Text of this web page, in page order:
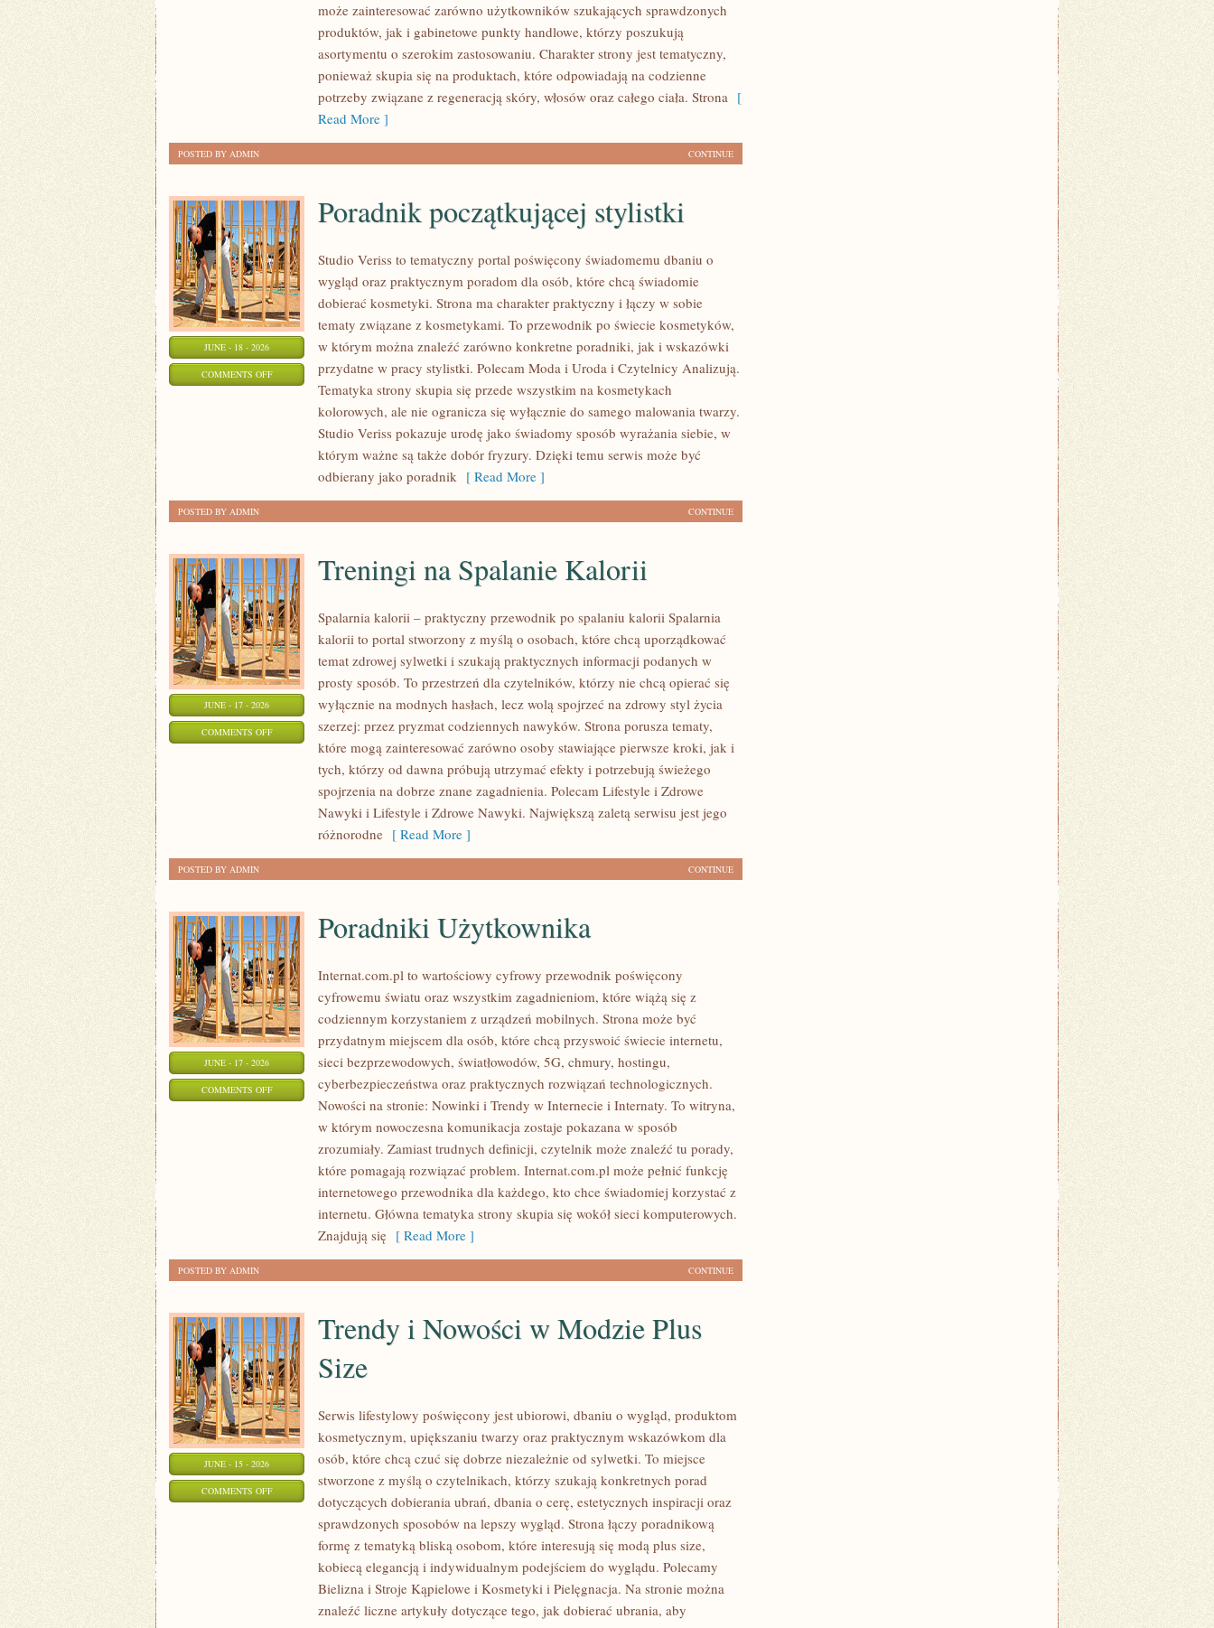
może zainteresować zarówno użytkowników szukających sprawdzonych
produktów, jak i gabinetowe punkty handlowe, którzy poszukują
asortymentu o szerokim zastosowaniu. Charakter strony jest tematyczny,
ponieważ skupia się na produktach, które odpowiadają na codzienne
potrzeby związane z regeneracją skóry, włosów oraz całego ciała. Strona [
Read More ]
CONTINUE
POSTED BY ADMIN
JUNE - 18 - 2026
COMMENTS OFFON
POCZĄTKUJĄCEJ
Poradnik początkującej stylistki
Studio Veriss to tematyczny portal poświęcony świadomemu dbaniu o
wygląd oraz praktycznym poradom dla osób, które chcą świadomie
dobierać kosmetyki. Strona ma charakter praktyczny i łączy w sobie
tematy związane z kosmetykami. To przewodnik po świecie kosmetyków,
w którym można znaleźć zarówno konkretne poradniki, jak i wskazówki
przydatne w pracy stylistki. Polecam Moda i Uroda i Czytelnicy Analizują.
Tematyka strony skupia się przede wszystkim na kosmetykach
kolorowych, ale nie ogranicza się wyłącznie do samego malowania twarzy.
Studio Veriss pokazuje urodę jako świadomy sposób wyrażania siebie, w
którym ważne są także dobór fryzury. Dzięki temu serwis może być
odbierany jako poradnik [ Read More ]
CONTINUE
POSTED BY ADMIN
JUNE - 17 - 2026
COMMENTS OFFON
Treningi na Spalanie Kalorii
Spalarnia kalorii – praktyczny przewodnik po spalaniu kalorii Spalarnia
kalorii to portal stworzony z myślą o osobach, które chcą uporządkować
temat zdrowej sylwetki i szukają praktycznych informacji podanych w
prosty sposób. To przestrzeń dla czytelników, którzy nie chcą opierać się
wyłącznie na modnych hasłach, lecz wolą spojrzeć na zdrowy styl życia
szerzej: przez pryzmat codziennych nawyków. Strona porusza tematy,
które mogą zainteresować zarówno osoby stawiające pierwsze kroki, jak i
tych, którzy od dawna próbują utrzymać efekty i potrzebują świeżego
spojrzenia na dobrze znane zagadnienia. Polecam Lifestyle i Zdrowe
Nawyki i Lifestyle i Zdrowe Nawyki. Największą zaletą serwisu jest jego
różnorodne [ Read More ]
CONTINUE
POSTED BY ADMIN
JUNE - 17 - 2026
COMMENTS OFFON
PORADNIKI
UŻYTKOWNIKA
Poradniki Użytkownika
Internat.com.pl to wartościowy cyfrowy przewodnik poświęcony
cyfrowemu światu oraz wszystkim zagadnieniom, które wiążą się z
codziennym korzystaniem z urządzeń mobilnych. Strona może być
przydatnym miejscem dla osób, które chcą przyswoić świecie internetu,
sieci bezprzewodowych, światłowodów, 5G, chmury, hostingu,
cyberbezpieczeństwa oraz praktycznych rozwiązań technologicznych.
Nowości na stronie: Nowinki i Trendy w Internecie i Internaty. To witryna,
w którym nowoczesna komunikacja zostaje pokazana w sposób
zrozumiały. Zamiast trudnych definicji, czytelnik może znaleźć tu porady,
które pomagają rozwiązać problem. Internat.com.pl może pełnić funkcję
internetowego przewodnika dla każdego, kto chce świadomiej korzystać z
internetu. Główna tematyka strony skupia się wokół sieci komputerowych.
Znajdują się [ Read More ]
CONTINUE
POSTED BY ADMIN
JUNE - 15 - 2026
COMMENTS OFFON
Trendy i Nowości w Modzie Plus
Size
Serwis lifestylowy poświęcony jest ubiorowi, dbaniu o wygląd, produktom
kosmetycznym, upiększaniu twarzy oraz praktycznym wskazówkom dla
osób, które chcą czuć się dobrze niezależnie od sylwetki. To miejsce
stworzone z myślą o czytelnikach, którzy szukają konkretnych porad
dotyczących dobierania ubrań, dbania o cerę, estetycznych inspiracji oraz
sprawdzonych sposobów na lepszy wygląd. Strona łączy poradnikową
formę z tematyką bliską osobom, które interesują się modą plus size,
kobiecą elegancją i indywidualnym podejściem do wyglądu. Polecamy
Bielizna i Stroje Kąpielowe i Kosmetyki i Pielęgnacja. Na stronie można
znaleźć liczne artykuły dotyczące tego, jak dobierać ubrania, aby